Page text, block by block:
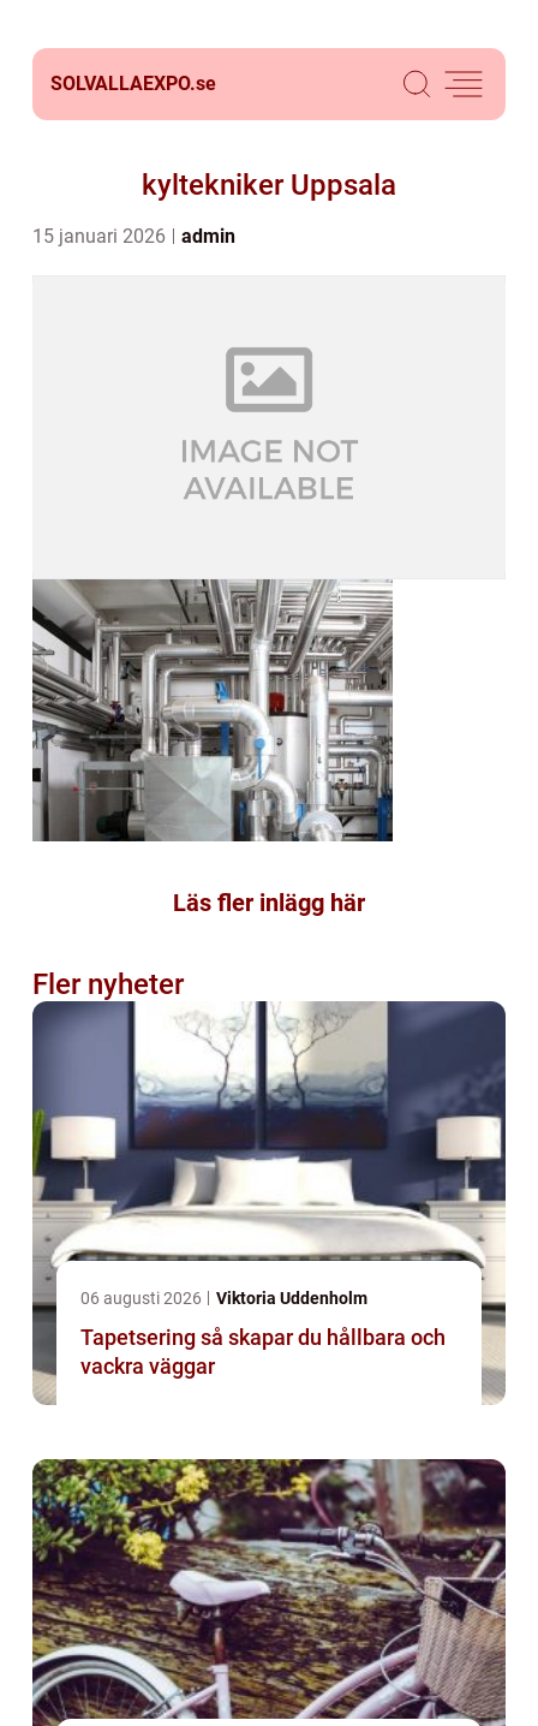
SOLVALLAEXPO.se
kyltekniker Uppsala
15 januari 2026 admin
Läs fler inlägg här
Fler nyheter
06 augusti 2026 Viktoria Uddenholm
Tapetsering så skapar du hållbara och
vackra väggar